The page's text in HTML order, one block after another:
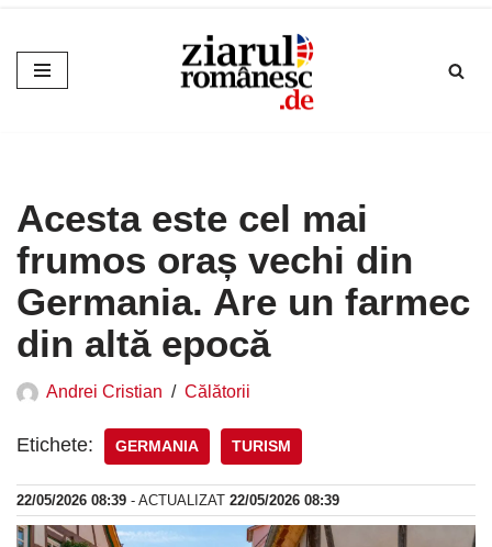
Sari
la
Acesta este cel mai
frumos oraș vechi din
Germania. Are un farmec
din altă epocă
Andrei Cristian Călătorii
Etichete: GERMANIA TURISM
22/05/2026 08:39 - ACTUALIZAT 22/05/2026 08:39